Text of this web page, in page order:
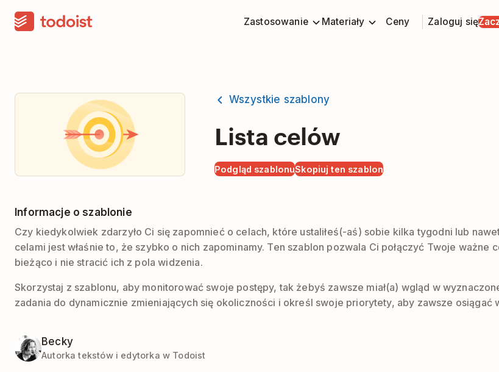
Zastosowanie Materiały Ceny Zaloguj się
Wszystkie szablony
Lista celów
Podgląd szablonuSkopiuj ten szablon
Informacje o szablonie
Czy kiedykolwiek zdarzyło Ci się zapomnieć o celach, które ustaliłeś(-aś) sobie kilka tygodni lub
celami jest właśnie to, że szybko o nich zapominamy. Ten szablon pozwala Ci połączyć Twoje
bieżąco i nie stracić ich z pola widzenia.
Skorzystaj z szablonu, aby monitorować swoje postępy, tak żebyś zawsze miał(a) wgląd w
zadania do dynamicznie zmieniających się okoliczności i określ swoje priorytety, aby zawsze osiągać
Becky
Autorka tekstów i edytorka w Todoist